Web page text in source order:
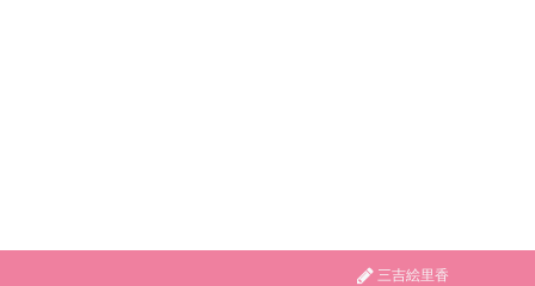
三吉絵里香